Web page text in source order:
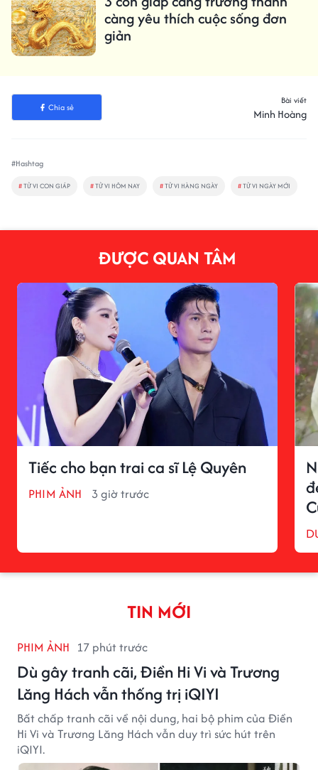
càng yêu thích cuộc sống đơn
giản
Chia sẻ
Bài viết
Minh Hoàng
#Hashtag
#TỬ VI CON GIÁP #TỬ VI HÔM NAY #TỬ VI HÀNG NGÀY #TỬ VI NGÀY MỚI
ĐƯỢC QUAN TÂM
Tiếc cho bạn trai ca sĩ Lệ Quyên
PHIM ẢNH 3 giờ trước
TIN MỚI
PHIM ẢNH 17 phút trước
Dù gây tranh cãi, Điền Hi Vi và Trương
Lăng Hách vẫn thống trị iQIYI
Bất chấp tranh cãi về nội dung, hai bộ phim của Điền
Hi Vi và Trương Lăng Hách vẫn duy trì sức hút trên
iQIYI.